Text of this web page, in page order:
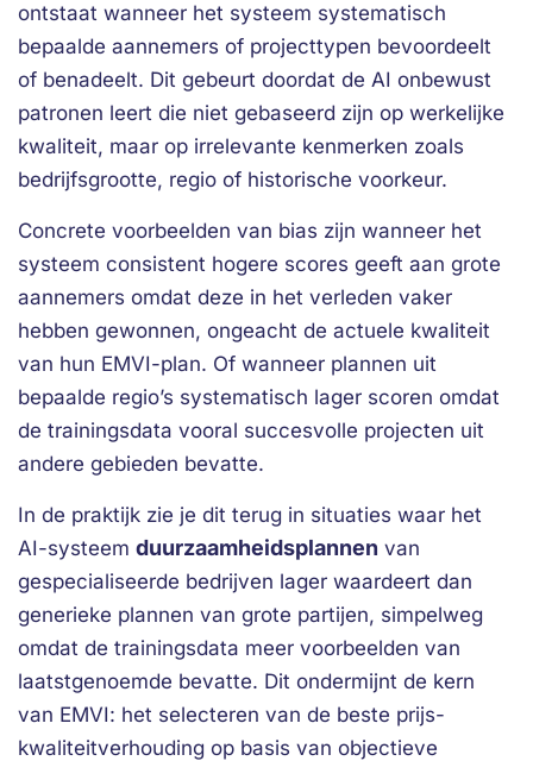
ontstaat wanneer het systeem systematisch
bepaalde aannemers of projecttypen bevoordeelt
of benadeelt. Dit gebeurt doordat de AI onbewust
patronen leert die niet gebaseerd zijn op werkelijke
kwaliteit, maar op irrelevante kenmerken zoals
bedrijfsgrootte, regio of historische voorkeur.
Concrete voorbeelden van bias zijn wanneer het
systeem consistent hogere scores geeft aan grote
aannemers omdat deze in het verleden vaker
hebben gewonnen, ongeacht de actuele kwaliteit
van hun EMVI-plan. Of wanneer plannen uit
bepaalde regio’s systematisch lager scoren omdat
de trainingsdata vooral succesvolle projecten uit
andere gebieden bevatte.
In de praktijk zie je dit terug in situaties waar het
AI-systeem duurzaamheidsplannen van
gespecialiseerde bedrijven lager waardeert dan
generieke plannen van grote partijen, simpelweg
omdat de trainingsdata meer voorbeelden van
laatstgenoemde bevatte. Dit ondermijnt de kern
van EMVI: het selecteren van de beste prijs-
kwaliteitverhouding op basis van objectieve